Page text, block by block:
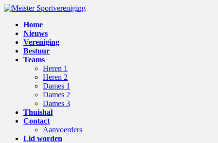
Skip
content
Skip
Navigation
Home
Nieuws
Vereniging
Bestuur
Teams
Heren 1
Heren 2
Dames 1
Dames 2
Dames 3
Thuishal
Contact
Aanvoerders
Lid worden